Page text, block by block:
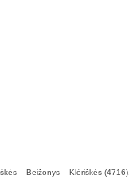
– Beižonys – Klėriškės (4716).